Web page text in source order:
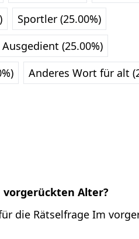
Sportler (25.00%)
Ausgedient (25.00%)
Anderes Wort für alt
Alter?
die Rätselfrage Im